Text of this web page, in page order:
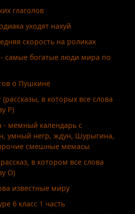
глаголов
уходят нахуй
скорость на роликах
самые богатые люди мира по
о Пушкине
(рассказы, в которых все слова
Р)
- мемный календарь с
умный негр, ждун, Шурыгина,
смешные мемасы
в котором все слова
О)
известные миру
6 класс 1 часть